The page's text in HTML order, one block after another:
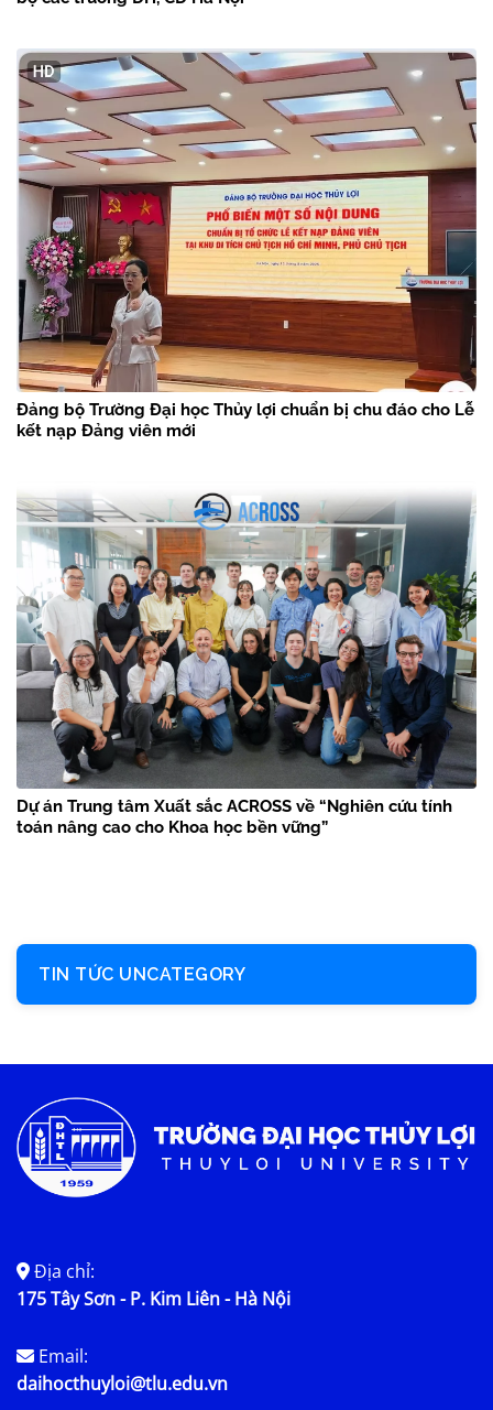
Đảng bộ Trường Đại học Thủy lợi chuẩn bị chu đáo cho Lễ
kết nạp Đảng viên mới
Dự án Trung tâm Xuất sắc ACROSS về “Nghiên cứu tính
toán nâng cao cho Khoa học bền vững”
TIN TỨC UNCATEGORY
Địa chỉ:
175 Tây Sơn - P. Kim Liên - Hà Nội
Email:
daihocthuyloi@tlu.edu.vn